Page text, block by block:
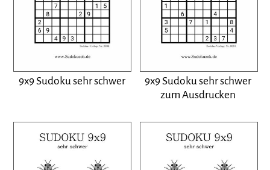
9x9 Sudoku sehr schwer
9x9 Sudoku sehr schwer
zum Ausdrucken